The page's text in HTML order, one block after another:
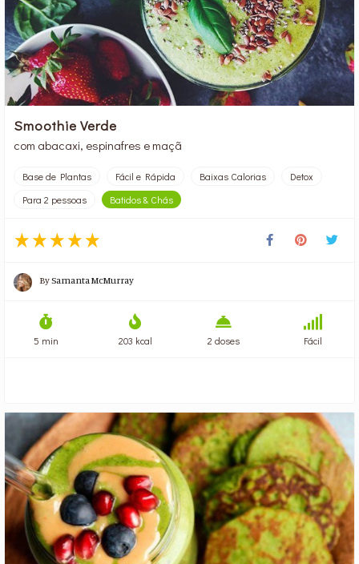
Smoothie Verde
com abacaxi, espinafres e maçã
Base de Plantas Fácil e Rápida Baixas Calorias
Detox
Para 2 pessoas
Batidos & Chás
BySamanta McMurray
5 min 203 kcal 2 doses Fácil